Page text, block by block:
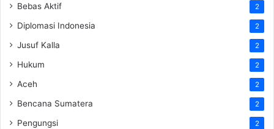
Bebas Aktif 2
Diplomasi Indonesia 2
Jusuf Kalla 2
Hukum 2
Aceh 2
Bencana Sumatera 2
Pengungsi 2